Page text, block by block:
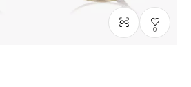
0